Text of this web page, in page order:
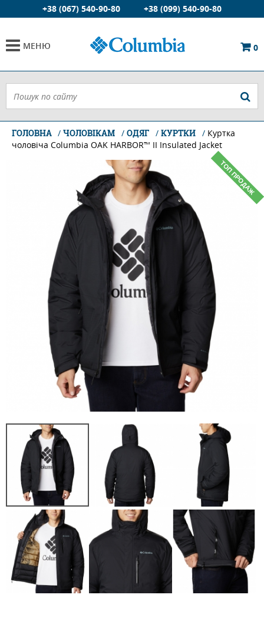
+38 (067) 540-90-80 +38 (099) 540-90-80
МЕНЮ 0
ГОЛОВНА ЧОЛОВІКАМ ОДЯГ КУРТКИ
Куртка
чоловіча Columbia OAK HARBOR™ II Insulated Jacket
ТОП ПРОДАЖ